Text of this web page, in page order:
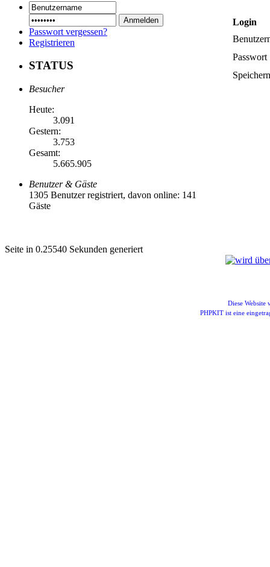
Passwort vergessen?
Registrieren
STATUS
Besucher
Heute:
3.091
Gestern:
3.753
Gesamt:
5.665.905
Benutzer & Gäste
1305 Benutzer registriert, davon online: 141
Gäste
Login
Passwort
Speichern
Seite in 0.25540 Sekunden generiert
Diese Website
PHPKIT ist eine